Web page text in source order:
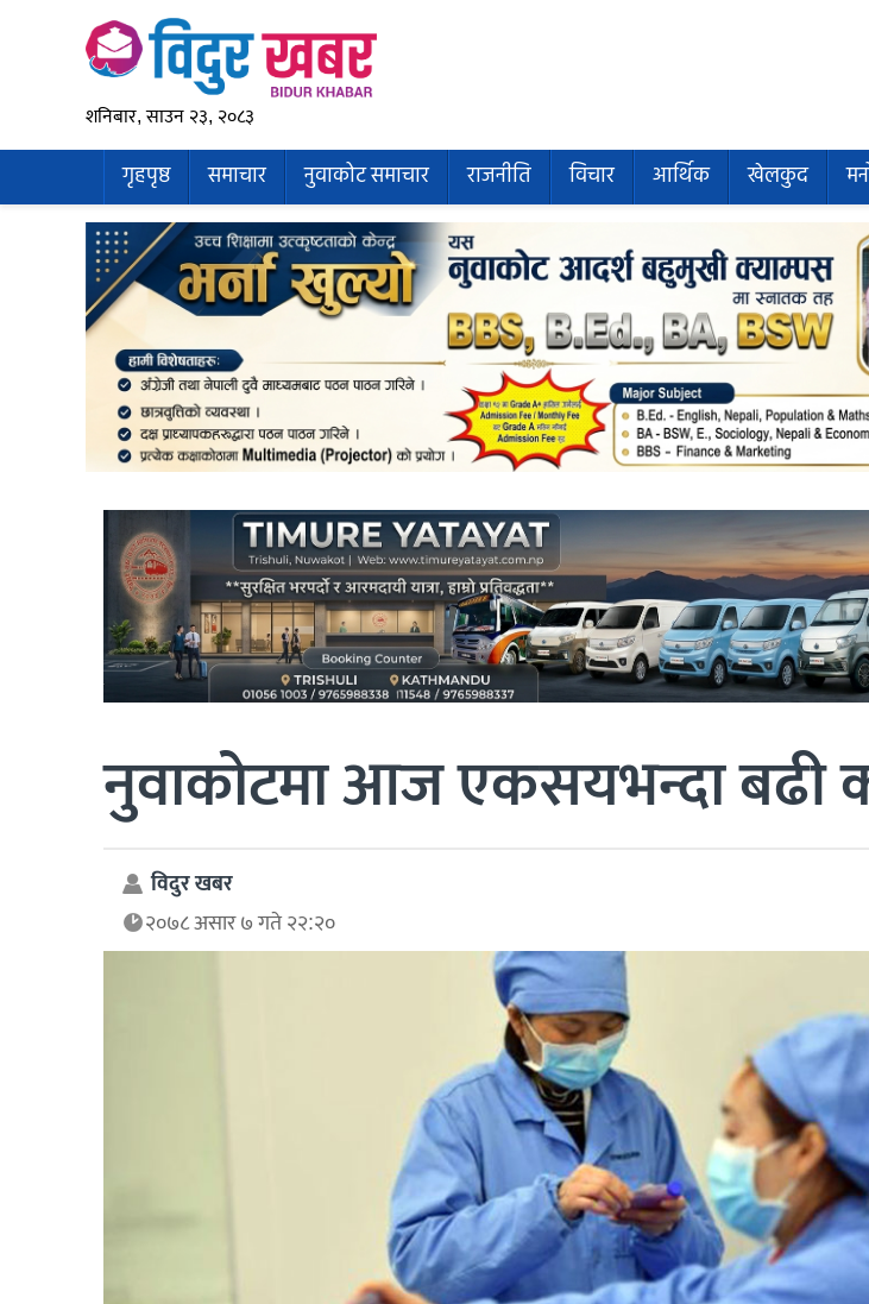
शनिबार, साउन २३, २०८३
गृहपृष्ठ समाचार नुवाकोट समाचार राजनीति विचार आर्थिक खेलकुद
नुवाकोटमा आज एकसयभन्दा बढी
विदुर खबर
२०७८ असार ७ गते २२:२०